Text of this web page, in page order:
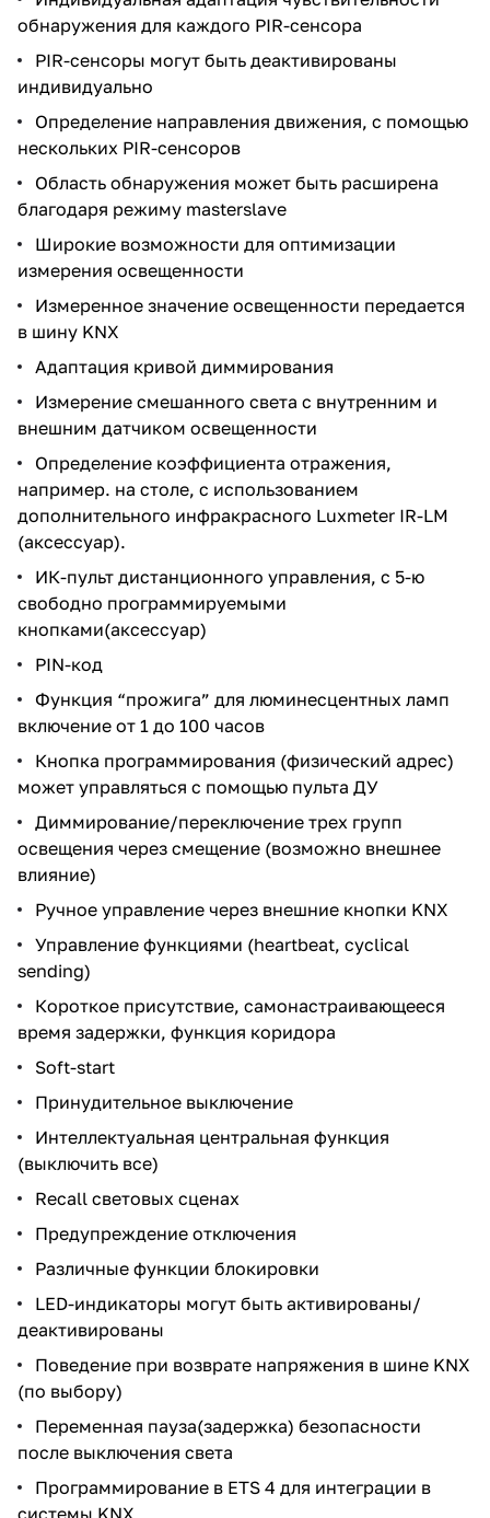
обнаружения для каждого PIR-сенсора
PIR-сенсоры могут быть деактивированы
индивидуально
Определение направления движения, с помощью
нескольких PIR-сенсоров
Область обнаружения может быть расширена
благодаря режиму masterslave
Широкие возможности для оптимизации
измерения освещенности
Измеренное значение освещенности передается
в шину KNX
Адаптация кривой диммирования
Измерение смешанного света с внутренним и
внешним датчиком освещенности
Определение коэффициента отражения,
например. на столе, с использованием
дополнительного инфракрасного Luxmeter IR-LM
(аксессуар).
ИК-пульт дистанционного управления, с 5-ю
свободно программируемыми
кнопками(аксессуар)
PIN-код
Функция “прожига” для люминесцентных ламп
включение от 1 до 100 часов
Кнопка программирования (физический адрес)
может управляться с помощью пульта ДУ
Диммирование/переключение трех групп
освещения через смещение (возможно внешнее
влияние)
Ручное управление через внешние кнопки KNX
Управление функциями (heartbeat, cyclical
sending)
Короткое присутствие, самонастраивающееся
время задержки, функция коридора
Soft-start
Принудительное выключение
Интеллектуальная центральная функция
(выключить все)
Recall световых сценах
Предупреждение отключения
Различные функции блокировки
LED-индикаторы могут быть активированы/
деактивированы
Поведение при возврате напряжения в шине KNX
(по выбору)
Переменная пауза(задержка) безопасности
после выключения света
Программирование в ETS 4 для интеграции в
системы KNX